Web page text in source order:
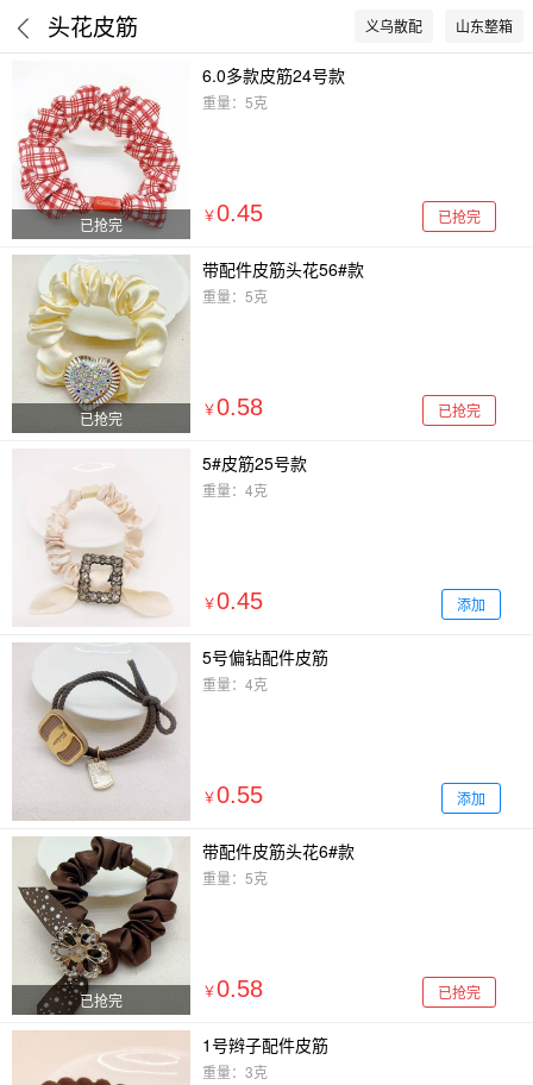
头花皮筋 义乌散配 山东整箱
已抢完
6.0多款皮筋24号款
重量：5克
￥0.45 已抢完
已抢完
带配件皮筋头花56#款
重量：5克
￥0.58 已抢完
5#皮筋25号款
重量：4克
￥0.45 添加
5号偏钻配件皮筋
重量：4克
￥0.55 添加
已抢完
带配件皮筋头花6#款
重量：5克
￥0.58 已抢完
1号辫子配件皮筋
重量：3克